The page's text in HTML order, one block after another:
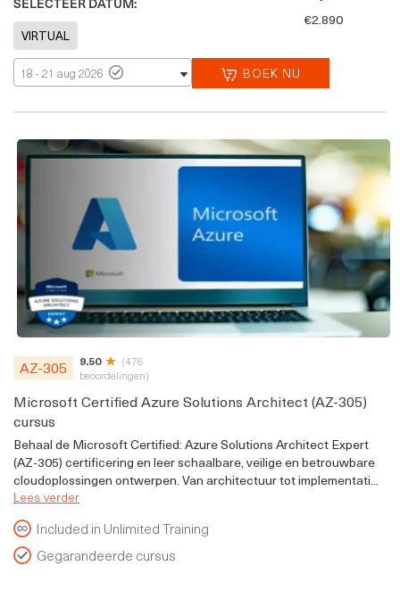
18 - 21 aug 2026 BOEK NU
€2.890
AZ-305 9.50
(476
beoordelingen)
Microsoft Certified Azure Solutions Architect (AZ-305)
cursus
Behaal de Microsoft Certified: Azure Solutions Architect Expert
(AZ-305) certificering en leer schaalbare, veilige en betrouwbare
cloudoplossingen ontwerpen. Van architectuur tot implementati...
Lees verder
Included in Unlimited Training
Gegarandeerde cursus